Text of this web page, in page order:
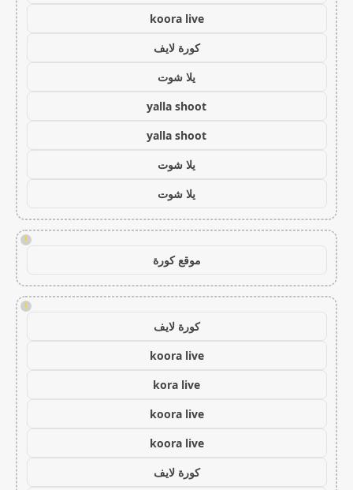
koora live
كورة لايف
يلا شوت
yalla shoot
yalla shoot
يلا شوت
يلا شوت
!
موقع كورة
!
كورة لايف
koora live
kora live
koora live
koora live
كورة لايف